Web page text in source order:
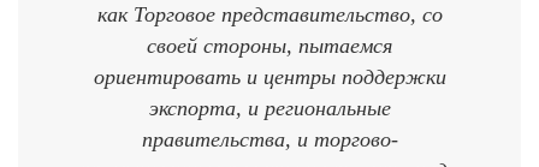
как Торговое представительство, со
своей стороны, пытаемся
ориентировать и центры поддержки
экспорта, и региональные
правительства, и торгово-